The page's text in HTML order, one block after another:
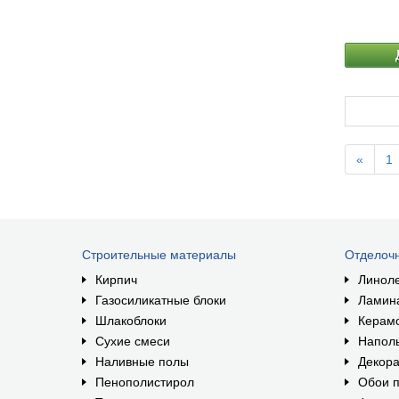
« 1
Строительные материалы
Кирпич
Газосиликатные блоки
Шлакоблоки
Сухие смеси
Наливные полы
Пенополистирол
Обои